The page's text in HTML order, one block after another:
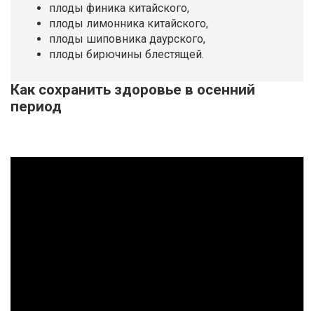
плоды финика китайского,
плоды лимонника китайского,
плоды шиповника даурского,
плоды бирючины блестящей.
Как сохранить здоровье в осенний
период